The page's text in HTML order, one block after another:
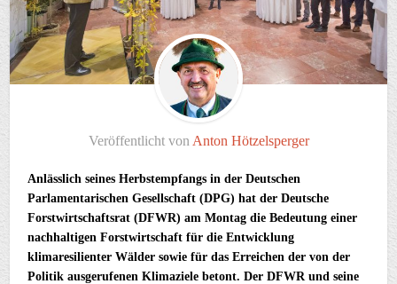
Veröffentlicht von Anton Hötzelsperger
Anlässlich seines Herbstempfangs in der Deutschen
Parlamentarischen Gesellschaft (DPG) hat der Deutsche
Forstwirtschaftsrat (DFWR) am Montag die Bedeutung einer
nachhaltigen Forstwirtschaft für die Entwicklung
klimaresilienter Wälder sowie für das Erreichen der von der
Politik ausgerufenen Klimaziele betont. Der DFWR und seine